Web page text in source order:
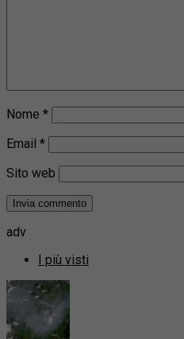
Nome *
Email *
Sito web
adv
I più visti